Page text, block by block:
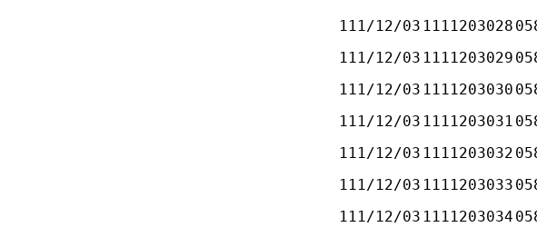
111/12/03 1111203028
111/12/03 1111203029
111/12/03 1111203030
111/12/03 1111203031
111/12/03 1111203032
111/12/03 1111203033
111/12/03 1111203034